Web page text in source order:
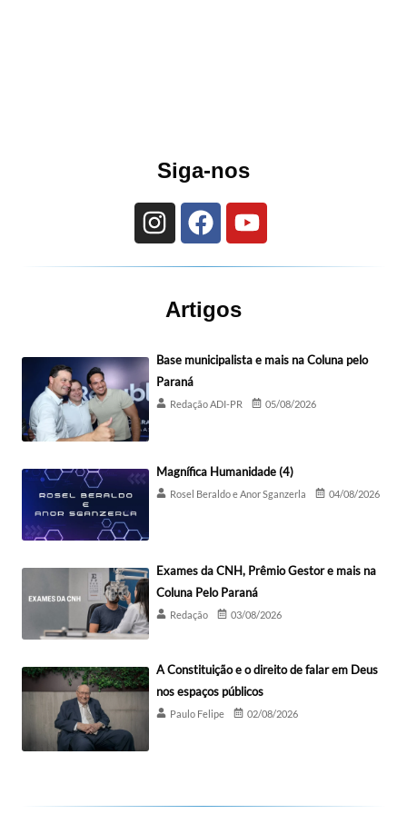
Siga-nos
Artigos
Base municipalista e mais na Coluna pelo
Paraná
Redação ADI-PR 05/08/2026
Magnífica Humanidade (4)
Rosel Beraldo e Anor Sganzerla 04/08/2026
Exames da CNH, Prêmio Gestor e mais na
Coluna Pelo Paraná
Redação 03/08/2026
A Constituição e o direito de falar em Deus
nos espaços públicos
Paulo Felipe 02/08/2026